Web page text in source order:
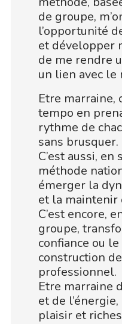
de groupe,
l’opportunité
et développer
de me rendre
un lien avec le
Etre marraine,
tempo en
rythme de
sans brusquer.
C’est aussi, en
méthode
émerger la
et la maintenir
C’est encore,
groupe,
confiance ou
construction
professionnel.
Etre marraine
et de
plaisir et